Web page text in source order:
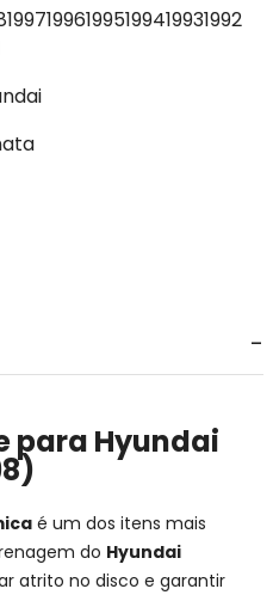
199719961995199419931992
para Hyundai
é um dos itens mais
do Hyundai
atrito no disco e garantir